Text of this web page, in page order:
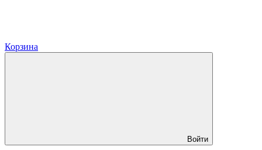
Корзина
Войти